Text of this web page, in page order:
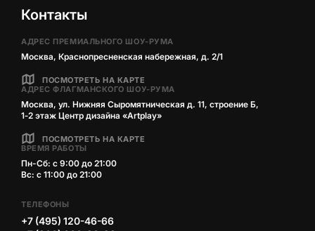
Контакты
АДРЕС ПРЕМИАЛЬНОГО ШОУ-РУМА
Москва, Краснопресненская набережная, д. 2/1
ПОСМОТРЕТЬ НА КАРТЕ
АДРЕС ФЛАГМАНСКОГО ШОУ-РУМА
Москва, ул. Нижняя Сыромятническая д. 11, строение Б,
1‑2 этаж Центр дизайна «Artplay»
ПОСМОТРЕТЬ НА КАРТЕ
ВРЕМЯ РАБОТЫ
Пн-Сб: с 9:00 до 21:00
Вс: с 11:00 до 21:00
ТЕЛЕФОНЫ
+7 (495) 120-46-66